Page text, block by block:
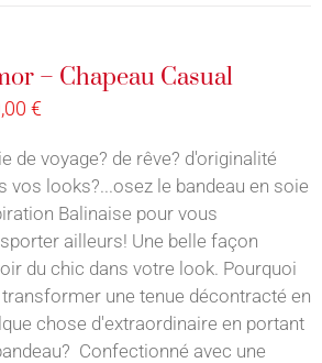
– Chapeau Casual
€
de voyage? de rêve? d'originalité
vos looks?...osez le bandeau en soie
Balinaise pour vous
ailleurs! Une belle façon
du chic dans votre look. Pourquoi
une tenue décontracté en
chose d'extraordinaire en portant
Confectionné avec une